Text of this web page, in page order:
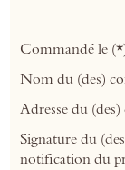
Commandé le
Nom du (des)
Adresse du
Signature du
notification du